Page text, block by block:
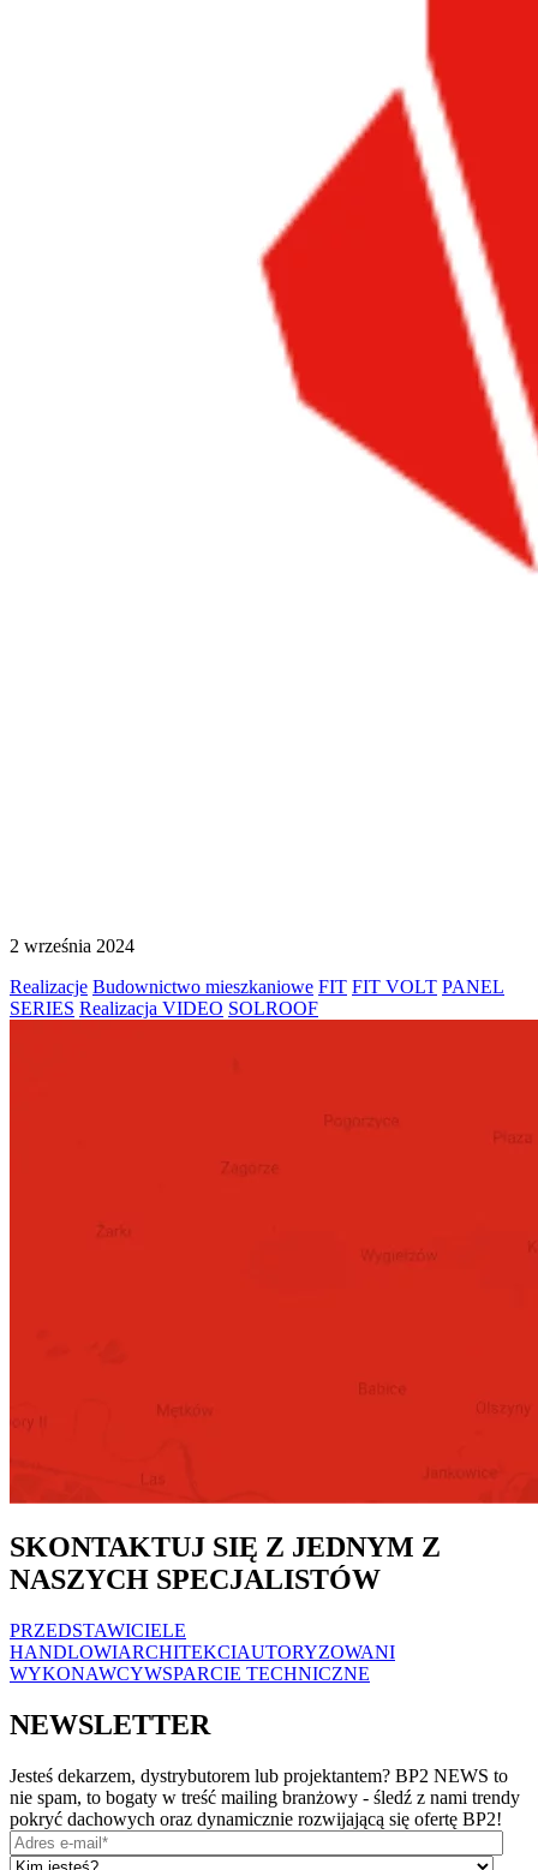
2 września 2024
Realizacje Budownictwo mieszkaniowe FIT FIT VOLT PANEL
SERIES Realizacja VIDEO SOLROOF
SKONTAKTUJ SIĘ Z JEDNYM Z
NASZYCH SPECJALISTÓW
PRZEDSTAWICIELE
HANDLOWIARCHITEKCIAUTORYZOWANI
WYKONAWCYWSPARCIE TECHNICZNE
NEWSLETTER
Jesteś dekarzem, dystrybutorem lub projektantem? BP2 NEWS to
nie spam, to bogaty w treść mailing branżowy - śledź z nami trendy
pokryć dachowych oraz dynamicznie rozwijającą się ofertę BP2!